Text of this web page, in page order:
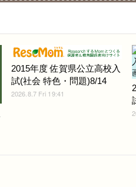
2015年度 佐賀県公立高校入
試(社会 特色・問題)8/14
2026.8.7 Fri 19:41